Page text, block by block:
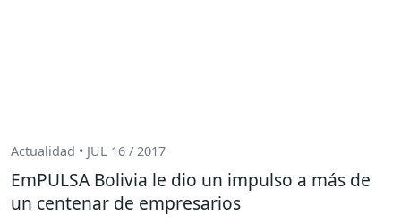
Actualidad • JUL 16 / 2017
EmPULSA Bolivia le dio un impulso a más de
un centenar de empresarios